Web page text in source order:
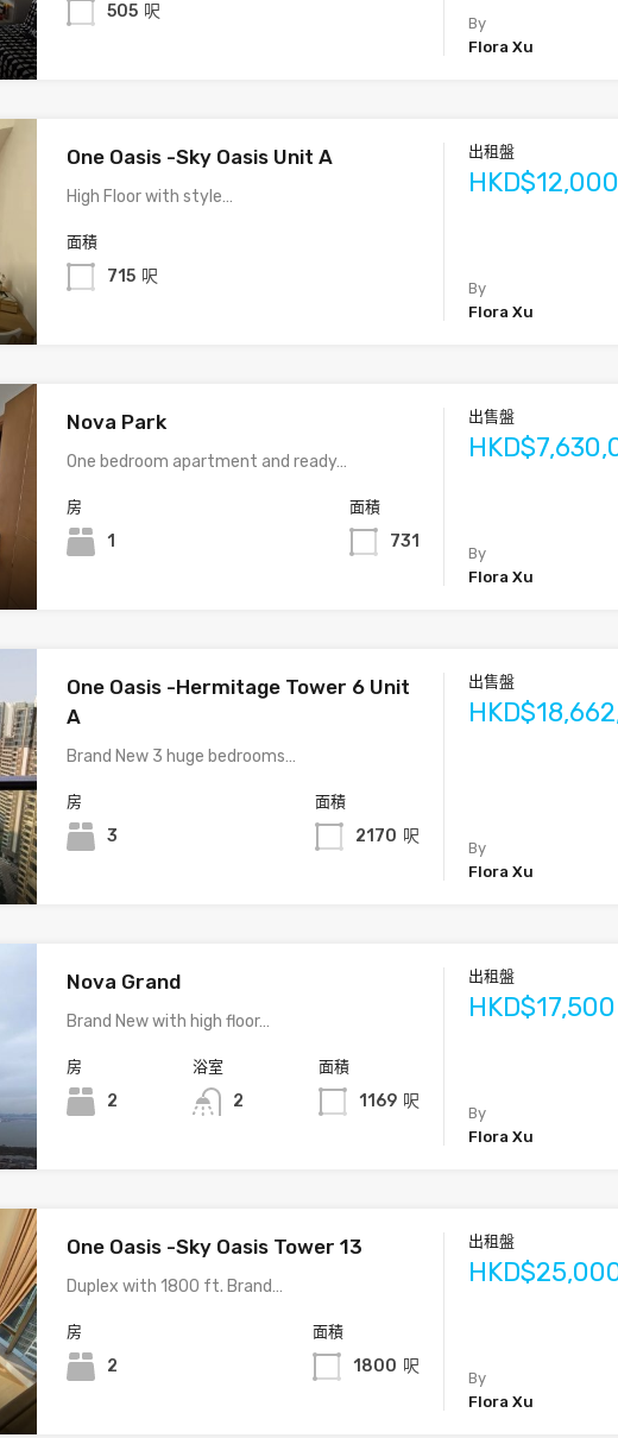
505 呎
By
Flora Xu
One Oasis -Sky Oasis Unit A
High Floor with style…
面積
715 呎
出租盤
HKD$12,000
By
Flora Xu
Nova Park
One bedroom apartment and ready…
房
1
面積
731
出售盤
By
Flora Xu
One Oasis -Hermitage Tower 6 Unit
A
Brand New 3 huge bedrooms…
房
3
面積
2170 呎
出售盤
By
Flora Xu
Nova Grand
Brand New with high floor…
房
2
浴室
2
面積
1169 呎
出租盤
HKD$17,500
By
Flora Xu
One Oasis -Sky Oasis Tower 13
Duplex with 1800 ft. Brand…
房
2
面積
1800 呎
出租盤
By
Flora Xu